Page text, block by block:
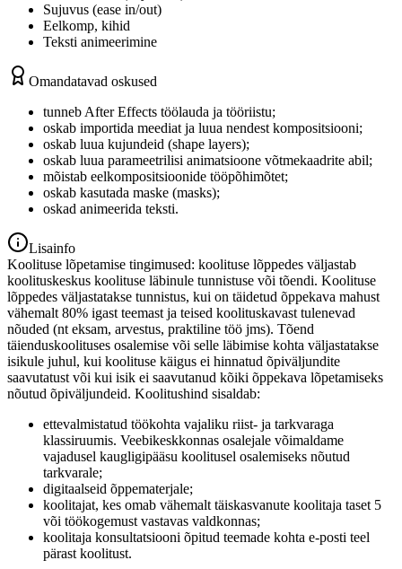
Sujuvus (ease in/out)
Eelkomp, kihid
Teksti animeerimine
Omandatavad oskused
tunneb After Effects töölauda ja tööriistu;
oskab importida meediat ja luua nendest kompositsiooni;
oskab luua kujundeid (shape layers);
oskab luua parameetrilisi animatsioone võtmekaadrite abil;
mõistab eelkompositsioonide tööpõhimõtet;
oskab kasutada maske (masks);
oskad animeerida teksti.
Lisainfo
Koolituse lõpetamise tingimused: koolituse lõppedes väljastab
koolituskeskus koolituse läbinule tunnistuse või tõendi. Koolituse
lõppedes väljastatakse tunnistus, kui on täidetud õppekava mahust
vähemalt 80% igast teemast ja teised koolituskavast tulenevad
nõuded (nt eksam, arvestus, praktiline töö jms). Tõend
täienduskoolituses osalemise või selle läbimise kohta väljastatakse
isikule juhul, kui koolituse käigus ei hinnatud õpiväljundite
saavutatust või kui isik ei saavutanud kõiki õppekava lõpetamiseks
nõutud õpiväljundeid. Koolitushind sisaldab:
ettevalmistatud töökohta vajaliku riist- ja tarkvaraga
klassiruumis. Veebikeskkonnas osalejale võimaldame
vajadusel kaugligipääsu koolitusel osalemiseks nõutud
tarkvarale;
digitaalseid õppematerjale;
koolitajat, kes omab vähemalt täiskasvanute koolitaja taset 5
või töökogemust vastavas valdkonnas;
koolitaja konsultatsiooni õpitud teemade kohta e-posti teel
pärast koolitust.